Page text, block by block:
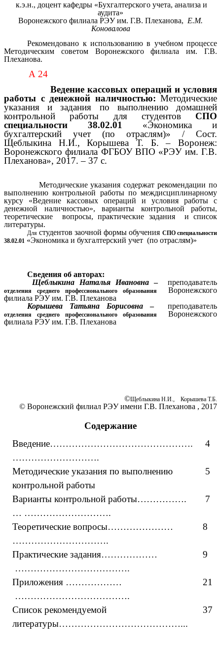
к.э.н., доцент кафедры «Бухгалтерского учета, анализа и
аудита»
Воронежского филиала РЭУ им. Г.В. Плеханова, Е.М.
Коновалова
Рекомендовано к иcпользованию в учебном процессе
Методическим советом Воронежского филиала им. Г.В.
Плеханова.
А 24
Ведение кассовых операций и условия
работы с денежной наличностью: Методические
указания и задания по выполнению домашней
контрольной работы для студентов СПО
специальности 38.02.01 «Экономика и
бухгалтерский учет (по отраслям)» / Сост.
Щеблыкина Н.И., Корышева Т. Б. – Воронеж:
Воронежского филиала ФГБОУ ВПО «РЭУ им. Г.В.
Плеханова», 2017. – 37 с.
Методические указания содержат рекомендации по
выполнению контрольной работы по междисциплинарному
курсу «Ведение кассовых операций и условия работы с
денежной наличностью», варианты контрольной работы,
теоретические вопросы, практические задания и список
литературы.
Для студентов заочной формы обучения СПО специальности
38.02.01 «Экономика и бухгалтерский учет (по отраслям)»
Сведения об авторах:
Щеблыкина Наталья Ивановна –преподаватель
отделения среднего профессионального образования
Воронежского
филиала РЭУ им. Г.В. Плеханова
Корышева Татьяна Борисовна
–преподаватель
отделения среднего профессионального образования
Воронежского
филиала РЭУ им. Г.В. Плеханова
©Щеблыкина Н.И., Корышева Т.Б.
© Воронежский филиал РЭУ имени Г.В. Плеханова , 2017
Содержание
Введение……………………………………….
……………………….
4
Методические указания по выполнению
контрольной работы
5
Варианты контрольной работы…………….
… ……………………….
7
Теоретические вопросы…………………
………………………….
8
Практические задания………………
……………………………….
9
Приложения ………………
……………………………….
21
Список рекомендуемой
литературы…………………………………...
37